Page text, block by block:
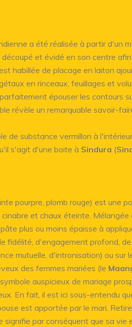
a été réalisée à partir d'un
et évidé en son centre
habillée de placage en laiton
en rinceaux, feuillages et
épouser les contours
révèle un remarquable savoir-
de substance vermillon à
s'agit d'une boite à Sindura (
pourpre, plomb rouge) est une
et chaux éteinte. Mélangée
plus ou moins épaisse à
fidélité, d'engagement profond, de
mutuelle, d'intronisation) ou sur
des femmes mariées (le
auspicieux de mariage
En fait, il est ici sous-entendu
est apportée par le mari.
signifie par conséquent que sa vie